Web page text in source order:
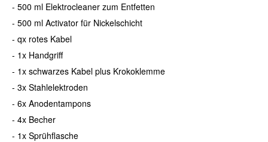
- 500 ml Elektrocleaner zum Entfetten
- 500 ml Activator für Nickelschicht
- qx rotes Kabel
- 1x Handgriff
- 1x schwarzes Kabel plus Krokoklemme
- 3x Stahlelektroden
- 6x Anodentampons
- 4x Becher
- 1x Sprühflasche